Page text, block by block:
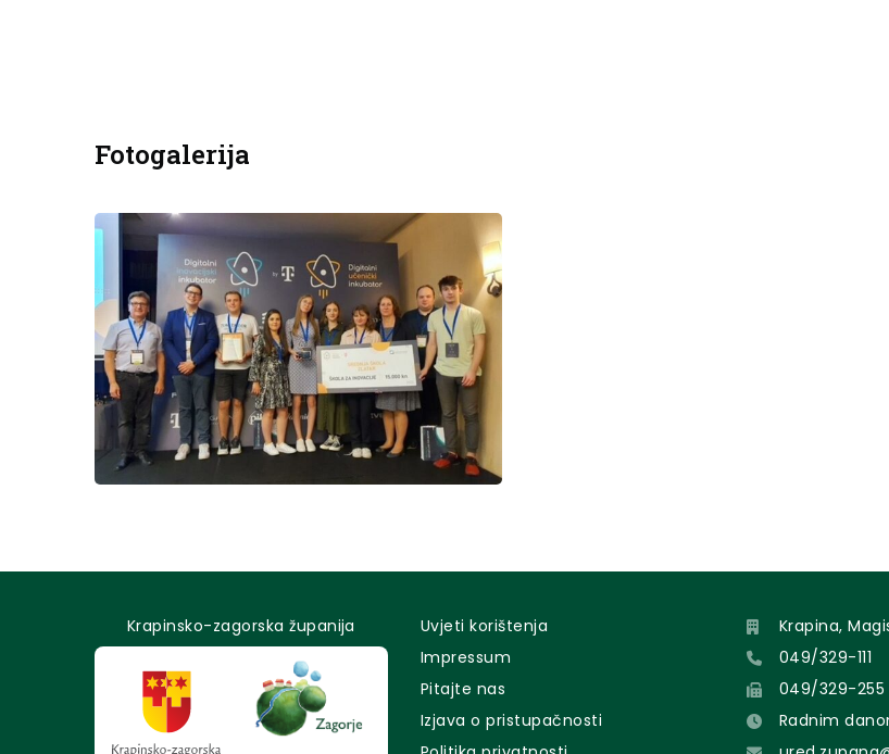
Fotogalerija
Krapinsko-zagorska županija
Uvjeti korištenja
Impressum
Pitajte nas
Izjava o pristupačnosti
Krapina,
049/329-111
049/329-255
Radnim